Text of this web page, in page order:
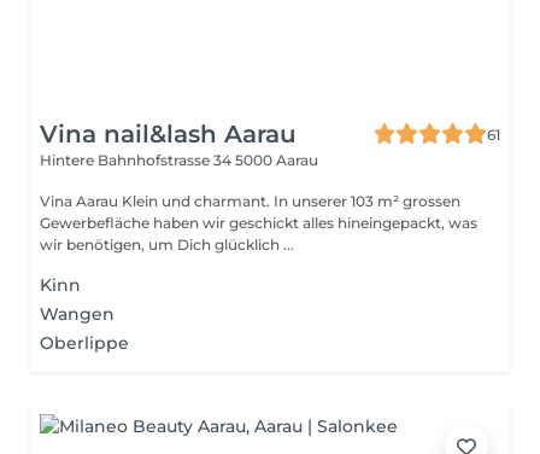
Vina nail&lash Aarau
61
Hintere Bahnhofstrasse 34 5000 Aarau
Vina Aarau Klein und charmant. In unserer 103 m² grossen
Gewerbefläche haben wir geschickt alles hineingepackt, was
wir benötigen, um Dich glücklich ...
Kinn
Wangen
Oberlippe